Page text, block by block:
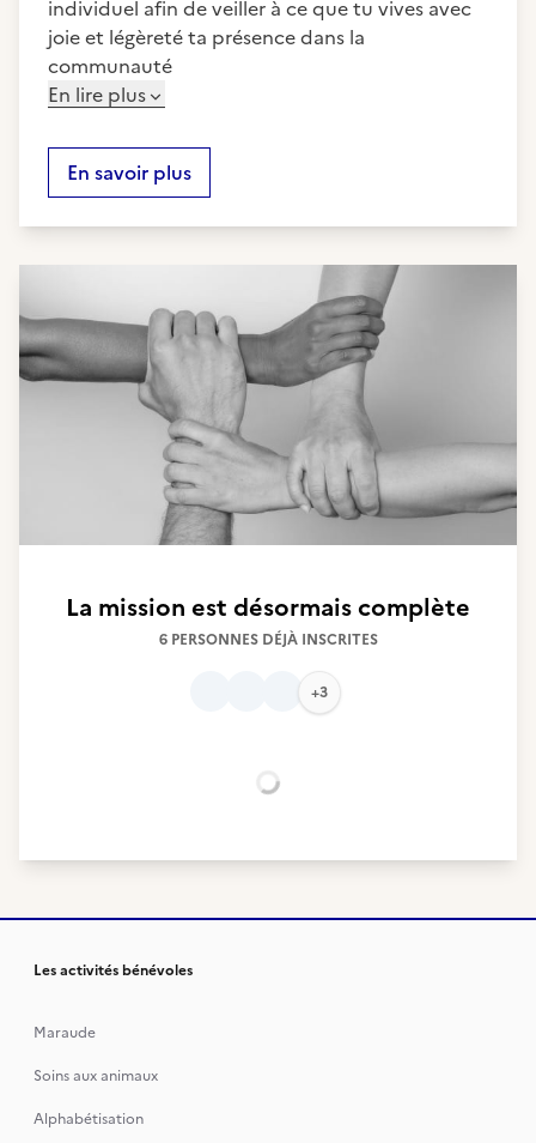
individuel afin de veiller à ce que tu vives avec
joie et légèreté ta présence dans la
communauté
En lire plus
En savoir plus
La mission est désormais complète
6 PERSONNES DÉJÀ INSCRITES
+3
Chargement...
Les activités bénévoles
Maraude
Soins aux animaux
Alphabétisation